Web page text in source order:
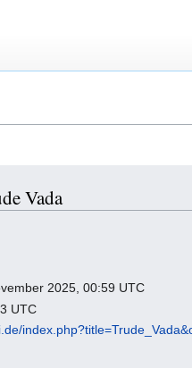
Vada
2025, 00:59 UTC
UTC